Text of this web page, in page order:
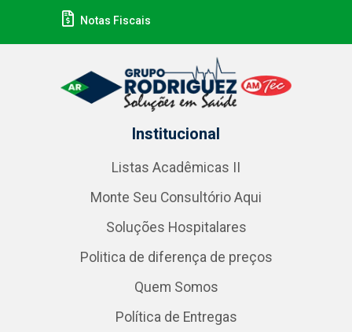
Notas Fiscais
Institucional
Listas Acadêmicas II
Monte Seu Consultório Aqui
Soluções Hospitalares
Politica de diferença de preços
Quem Somos
Política de Entregas